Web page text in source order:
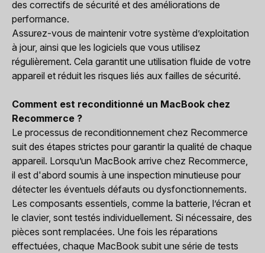
des correctifs de sécurité et des améliorations de
performance.
Assurez-vous de maintenir votre système d’exploitation
à jour, ainsi que les logiciels que vous utilisez
régulièrement. Cela garantit une utilisation fluide de votre
appareil et réduit les risques liés aux failles de sécurité.
Comment est reconditionné un MacBook chez
Recommerce ?
Le processus de reconditionnement chez Recommerce
suit des étapes strictes pour garantir la qualité de chaque
appareil. Lorsqu’un MacBook arrive chez Recommerce,
il est d'abord soumis à une inspection minutieuse pour
détecter les éventuels défauts ou dysfonctionnements.
Les composants essentiels, comme la batterie, l’écran et
le clavier, sont testés individuellement. Si nécessaire, des
pièces sont remplacées. Une fois les réparations
effectuées, chaque MacBook subit une série de tests